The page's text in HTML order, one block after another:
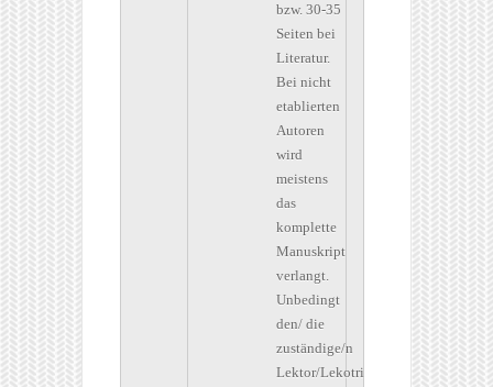
bzw. 30-35
Seiten bei
Literatur.
Bei nicht
etablierten
Autoren
wird
meistens
das
komplette
Manuskript
verlangt.
Unbedingt
den/ die
zuständige/n
Lektor/Lekotrin